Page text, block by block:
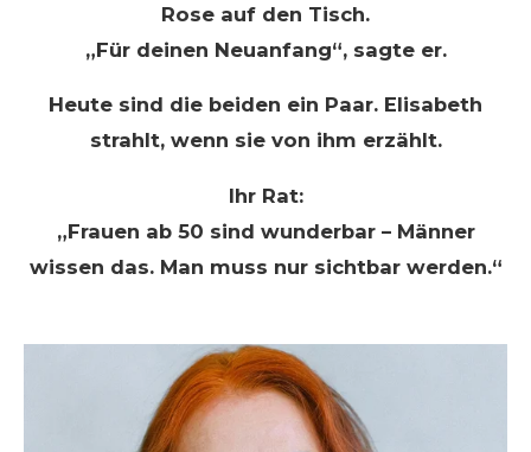
Rose auf den Tisch.
„Für deinen Neuanfang“, sagte er.
Heute sind die beiden ein Paar. Elisabeth
strahlt, wenn sie von ihm erzählt.
Ihr Rat:
„Frauen ab 50 sind wunderbar – Männer
wissen das. Man muss nur sichtbar werden.“